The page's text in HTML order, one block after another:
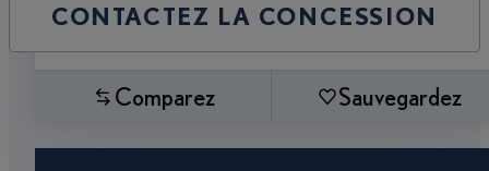
CONTACTEZ LA CONCESSION
Comparez Sauvegardez